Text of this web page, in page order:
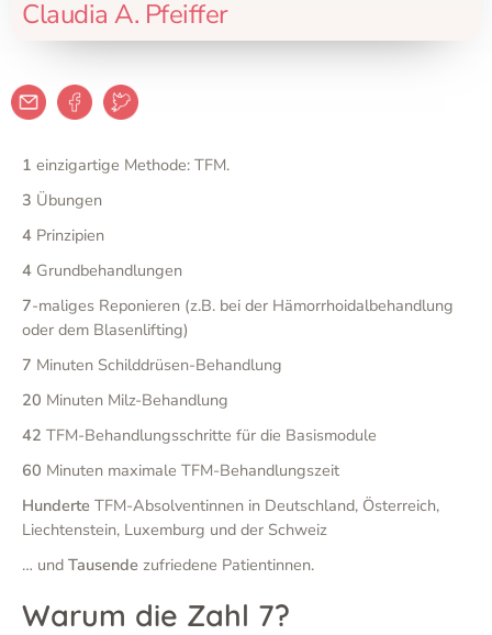
Claudia A. Pfeiffer
1 einzigartige Methode: TFM.
3 Übungen
4 Prinzipien
4 Grundbehandlungen
7-maliges Reponieren (z.B. bei der Hämorrhoidalbehandlung
oder dem Blasenlifting)
7 Minuten Schilddrüsen-Behandlung
20 Minuten Milz-Behandlung
42 TFM-Behandlungsschritte für die Basismodule
60 Minuten maximale TFM-Behandlungszeit
Hunderte TFM-Absolventinnen in Deutschland, Österreich,
Liechtenstein, Luxemburg und der Schweiz
… und Tausende zufriedene Patientinnen.
Warum die Zahl 7?